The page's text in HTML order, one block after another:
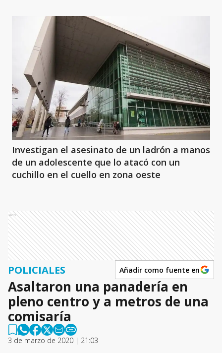
Investigan el asesinato de un ladrón a manos
de un adolescente que lo atacó con un
cuchillo en el cuello en zona oeste
Ads
POLICIALES Añadir como fuente en
Asaltaron una panadería en
pleno centro y a metros de una
comisaría
3 de marzo de 2020 | 21:03